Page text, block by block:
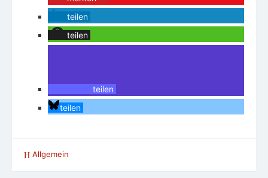
teilen
teilen
teilen
teilen
Allgemein